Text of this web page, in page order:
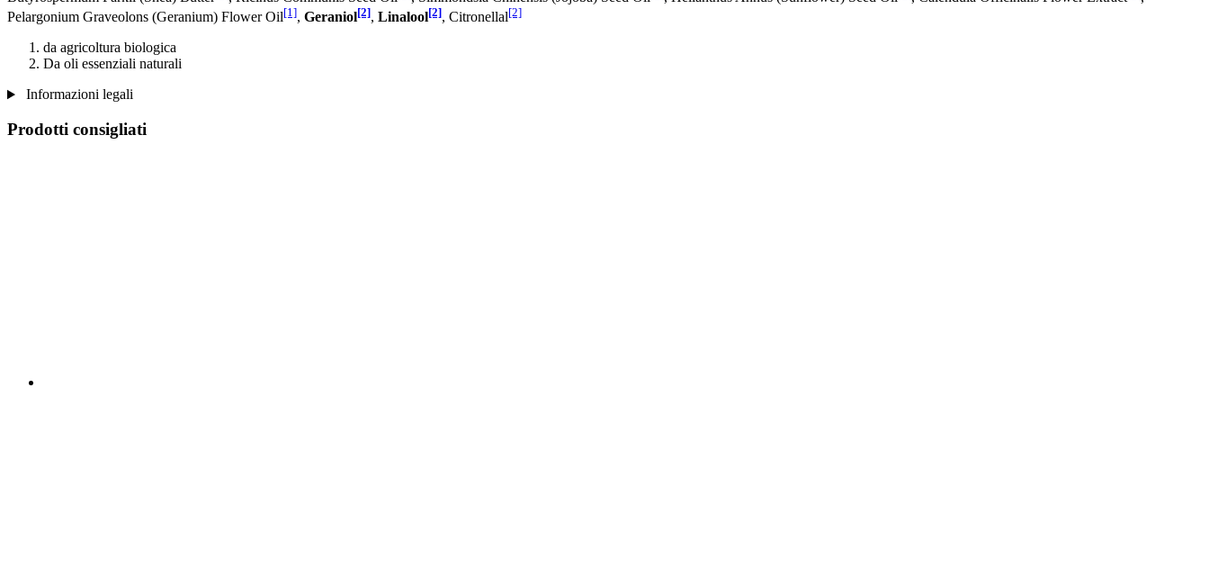
Pelargonium Graveolons (Geranium) Flower Oil[1], Geraniol[2], Linalool[2], Citronellal[2]
da agricoltura biologica
Da oli essenziali naturali
Informazioni legali
Prodotti consigliati